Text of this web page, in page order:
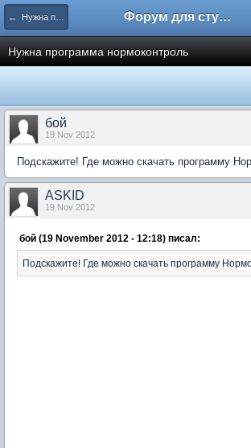
← Нужна помощь Форум для студента СГА
Нужна программа нормоконтроль
бой
19 Nov 2012
Подскажите! Где можно скачать программу
ASKID
19 Nov 2012
бой (19 November 2012 - 12:18) писал:
Подскажите! Где можно скачать программу